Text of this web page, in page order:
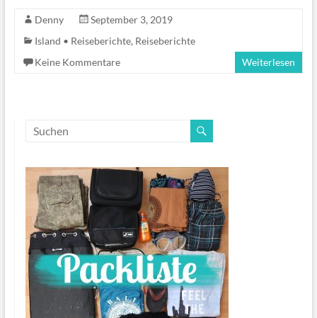
Denny
September 3, 2019
Island • Reiseberichte, Reiseberichte
Keine Kommentare
Weiterlesen